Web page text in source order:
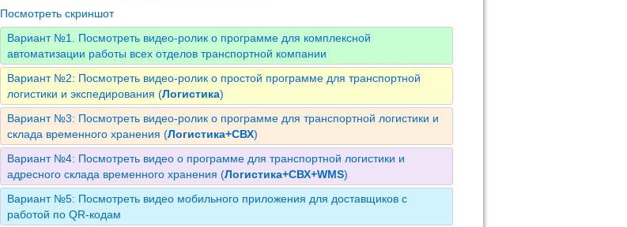
Посмотреть скриншот
Вариант №1. Посмотреть видео-ролик о программе для комплексной
автоматизации работы всех отделов транспортной компании
Вариант №2: Посмотреть видео-ролик о простой программе для транспортной
логистики и экспедирования (Логистика)
Вариант №3: Посмотреть видео-ролик о программе для транспортной логистики и
склада временного хранения (Логистика+СВХ)
Вариант №4: Посмотреть видео о программе для транспортной логистики и
адресного склада временного хранения (Логистика+СВХ+WMS)
Вариант №5: Посмотреть видео мобильного приложения для доставщиков с
работой по QR-кодам